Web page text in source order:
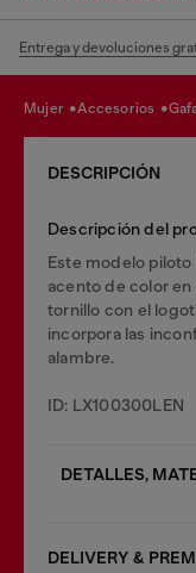
Entrega y devoluciones
mujer accesorios
DESCRIPCIÓN
Descripción del
Este modelo
acento de color en
tornillo con el
incorpora las
alambre.
ID: LX100300LEN
DETALLES,
DELIVERY &